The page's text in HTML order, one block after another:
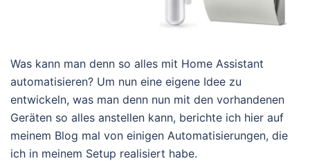
Was kann man denn so alles mit Home Assistant
automatisieren? Um nun eine eigene Idee zu
entwickeln, was man denn nun mit den vorhandenen
Geräten so alles anstellen kann, berichte ich hier auf
meinem Blog mal von einigen Automatisierungen, die
ich in meinem Setup realisiert habe.